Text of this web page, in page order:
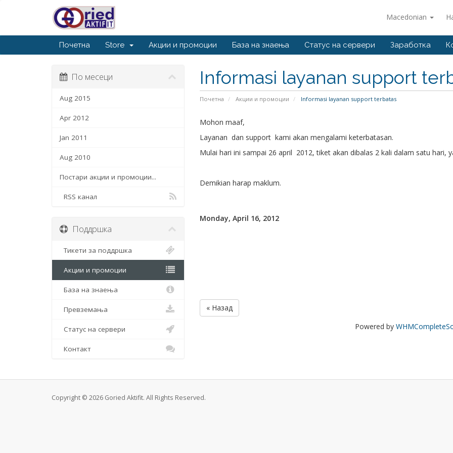
Macedonian
Почетна Store Акции и промоции База на знаења Статус на сервери Заработка
Informasi layanan support
Почетна Акции и промоции Informasi layanan support terbatas
По месеци
Aug 2015
Apr 2012
Jan 2011
Aug 2010
Постари акции и промоции...
RSS канал
Mohon maaf,
Layanan dan support kami akan mengalami keterbatasan.
Mulai hari ini sampai 26 april 2012, tiket akan dibalas 2 kali dalam satu hari,
Demikian harap maklum.
Monday, April 16, 2012
« Назад
Powered by
Поддршка
Тикети за поддршка
Акции и промоции
База на знаења
Превземања
Статус на сервери
Контакт
Copyright © 2026 Goried Aktifit. All Rights Reserved.